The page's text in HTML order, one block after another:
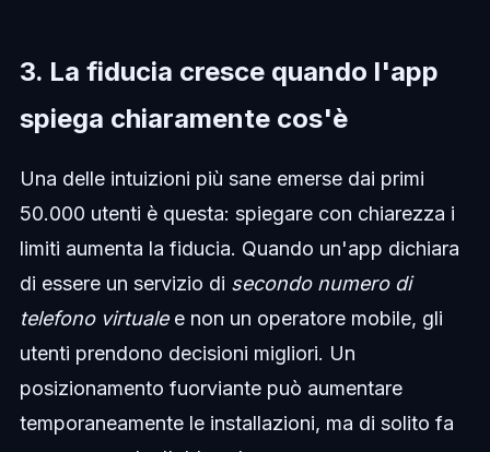
3. La fiducia cresce quando l'app
spiega chiaramente cos'è
Una delle intuizioni più sane emerse dai primi
50.000 utenti è questa: spiegare con chiarezza i
limiti aumenta la fiducia. Quando un'app dichiara
di essere un servizio di secondo numero di
telefono virtualee non un operatore mobile, gli
utenti prendono decisioni migliori. Un
posizionamento fuorviante può aumentare
temporaneamente le installazioni, ma di solito fa